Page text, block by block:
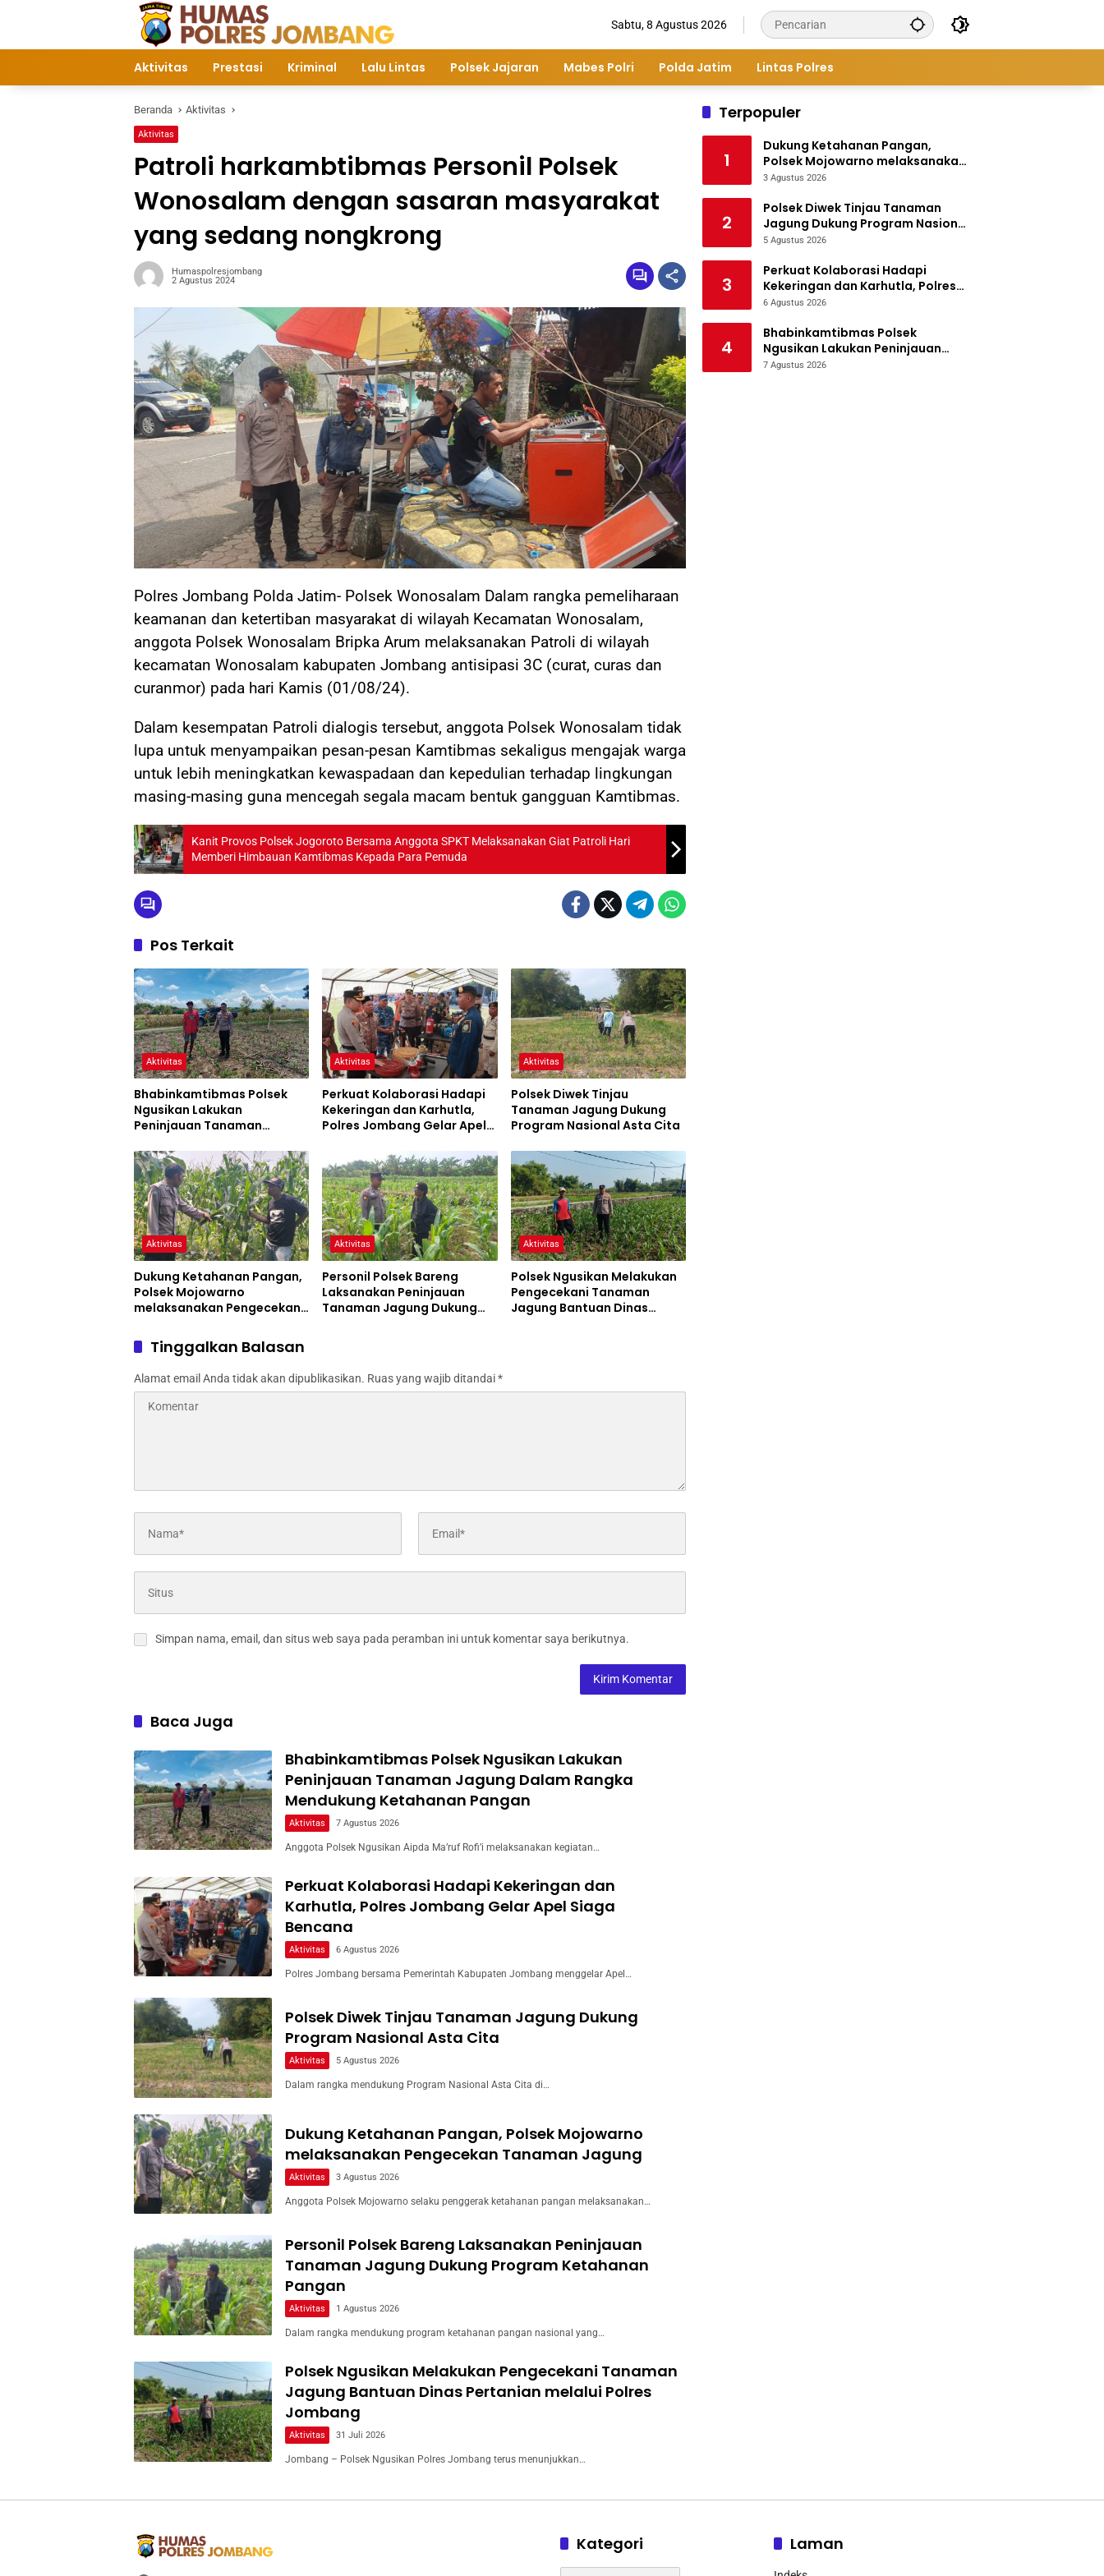
Sabtu, 8 Agustus 2026
Aktivitas Prestasi Kriminal Lalu Lintas Polsek Jajaran Mabes Polri Polda Jatim Lintas Polres
Beranda Aktivitas
Aktivitas
Patroli harkambtibmas Personil Polsek
Wonosalam dengan sasaran masyarakat
yang sedang nongkrong
Humaspolresjombang
2 Agustus 2024
Polres Jombang Polda Jatim- Polsek Wonosalam Dalam rangka pemeliharaan
keamanan dan ketertiban masyarakat di wilayah Kecamatan Wonosalam,
anggota Polsek Wonosalam Bripka Arum melaksanakan Patroli di wilayah
kecamatan Wonosalam kabupaten Jombang antisipasi 3C (curat, curas dan
curanmor) pada hari Kamis (01/08/24).
Dalam kesempatan Patroli dialogis tersebut, anggota Polsek Wonosalam tidak
lupa untuk menyampaikan pesan-pesan Kamtibmas sekaligus mengajak warga
untuk lebih meningkatkan kewaspadaan dan kepedulian terhadap lingkungan
masing-masing guna mencegah segala macam bentuk gangguan Kamtibmas.
Kanit Provos Polsek Jogoroto Bersama Anggota SPKT Melaksanakan Giat Patroli Hari
Memberi Himbauan Kamtibmas Kepada Para Pemuda
Pos Terkait
Aktivitas
Bhabinkamtibmas Polsek
Ngusikan Lakukan
Peninjauan Tanaman
Mendukung Ketahanan
Pangan
Aktivitas
Perkuat Kolaborasi Hadapi
Kekeringan dan Karhutla,
Polres Jombang Gelar Apel
Aktivitas
Polsek Diwek Tinjau
Tanaman Jagung Dukung
Program Nasional Asta Cita
Aktivitas
Dukung Ketahanan Pangan,
Polsek Mojowarno
melaksanakan Pengecekan
Aktivitas
Personil Polsek Bareng
Laksanakan Peninjauan
Tanaman Jagung Dukung
Aktivitas
Polsek Ngusikan Melakukan
Pengecekani Tanaman
Jagung Bantuan Dinas
Tinggalkan Balasan
Alamat email Anda tidak akan dipublikasikan. Ruas yang wajib ditandai*
Simpan nama, email, dan situs web saya pada peramban ini untuk komentar saya berikutnya.
Baca Juga
Bhabinkamtibmas Polsek Ngusikan Lakukan
Peninjauan Tanaman Jagung Dalam Rangka
Mendukung Ketahanan Pangan
Aktivitas 7 Agustus 2026
Anggota Polsek Ngusikan Aipda Ma’ruf Rofi’i melaksanakan kegiatan…
Perkuat Kolaborasi Hadapi Kekeringan dan
Karhutla, Polres Jombang Gelar Apel Siaga
Bencana
Aktivitas 6 Agustus 2026
Polres Jombang bersama Pemerintah Kabupaten Jombang menggelar Apel…
Polsek Diwek Tinjau Tanaman Jagung Dukung
Program Nasional Asta Cita
Aktivitas 5 Agustus 2026
Dalam rangka mendukung Program Nasional Asta Cita di…
Dukung Ketahanan Pangan, Polsek Mojowarno
melaksanakan Pengecekan Tanaman Jagung
Aktivitas 3 Agustus 2026
Anggota Polsek Mojowarno selaku penggerak ketahanan pangan melaksanakan…
Personil Polsek Bareng Laksanakan Peninjauan
Tanaman Jagung Dukung Program Ketahanan
Pangan
Aktivitas 1 Agustus 2026
Dalam rangka mendukung program ketahanan pangan nasional yang…
Polsek Ngusikan Melakukan Pengecekani Tanaman
Jagung Bantuan Dinas Pertanian melalui Polres
Jombang
Aktivitas 31 Juli 2026
Jombang – Polsek Ngusikan Polres Jombang terus menunjukkan…
Terpopuler
1
Dukung Ketahanan Pangan,
Polsek Mojowarno melaksanakan
Pengecekan Tanaman Jagung
3 Agustus 2026
2
Polsek Diwek Tinjau Tanaman
Jagung Dukung Program Nasional
Asta Cita
5 Agustus 2026
3
Perkuat Kolaborasi Hadapi
Kekeringan dan Karhutla, Polres
Jombang Gelar Apel Siaga
6 Agustus 2026
4
Bhabinkamtibmas Polsek
Ngusikan Lakukan Peninjauan
Tanaman Jagung Dalam Rangka
7 Agustus 2026
Kategori Laman